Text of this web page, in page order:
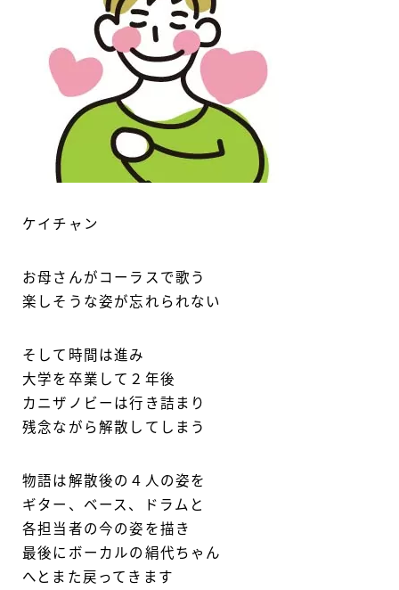
ケイチャン
お母さんがコーラスで歌う
楽しそうな姿が忘れられない
そして時間は進み
大学を卒業して２年後
カニザノビーは行き詰まり
残念ながら解散してしまう
物語は解散後の４人の姿を
ギター、ベース、ドラムと
各担当者の今の姿を描き
最後にボーカルの絹代ちゃん
へとまた戻ってきます